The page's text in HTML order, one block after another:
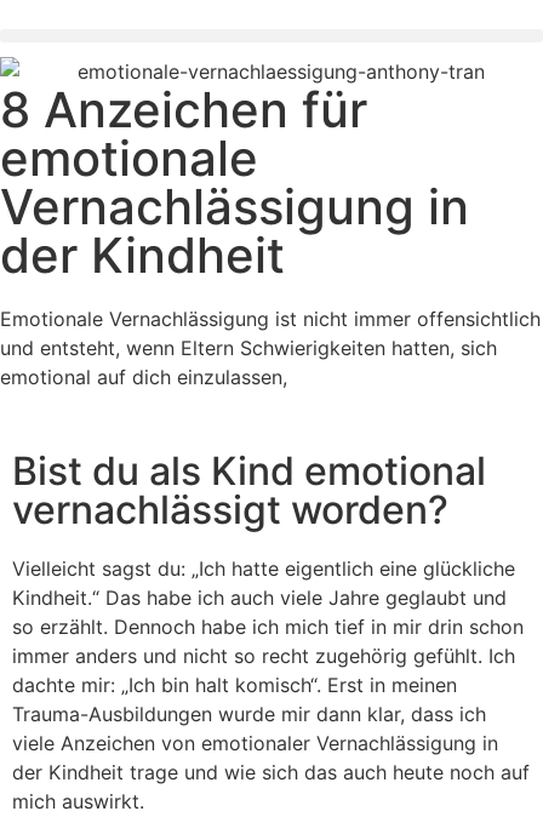
8 Anzeichen für
emotionale
Vernachlässigung in
der Kindheit
Emotionale Vernachlässigung ist nicht immer offensichtlich
und entsteht, wenn Eltern Schwierigkeiten hatten, sich
emotional auf dich einzulassen,
Bist du als Kind emotional
vernachlässigt worden?
Vielleicht sagst du: „Ich hatte eigentlich eine glückliche
Kindheit.“ Das habe ich auch viele Jahre geglaubt und
so erzählt. Dennoch habe ich mich tief in mir drin schon
immer anders und nicht so recht zugehörig gefühlt. Ich
dachte mir: „Ich bin halt komisch“. Erst in meinen
Trauma-Ausbildungen wurde mir dann klar, dass ich
viele Anzeichen von emotionaler Vernachlässigung in
der Kindheit trage und wie sich das auch heute noch auf
mich auswirkt.